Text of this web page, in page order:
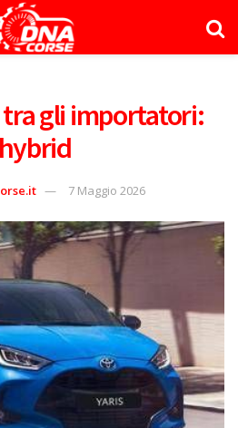
gli importatori:
7 Maggio 2026